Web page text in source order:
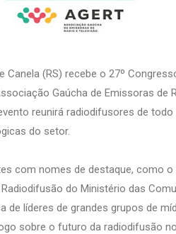
Canela (RS) recebe o 27º
Gaúcha de Emissoras de
reunirá radiodifusores de
do setor.
com nomes de destaque, como o
do Ministério das
líderes de grandes grupos de
sobre o futuro da radiodifusão